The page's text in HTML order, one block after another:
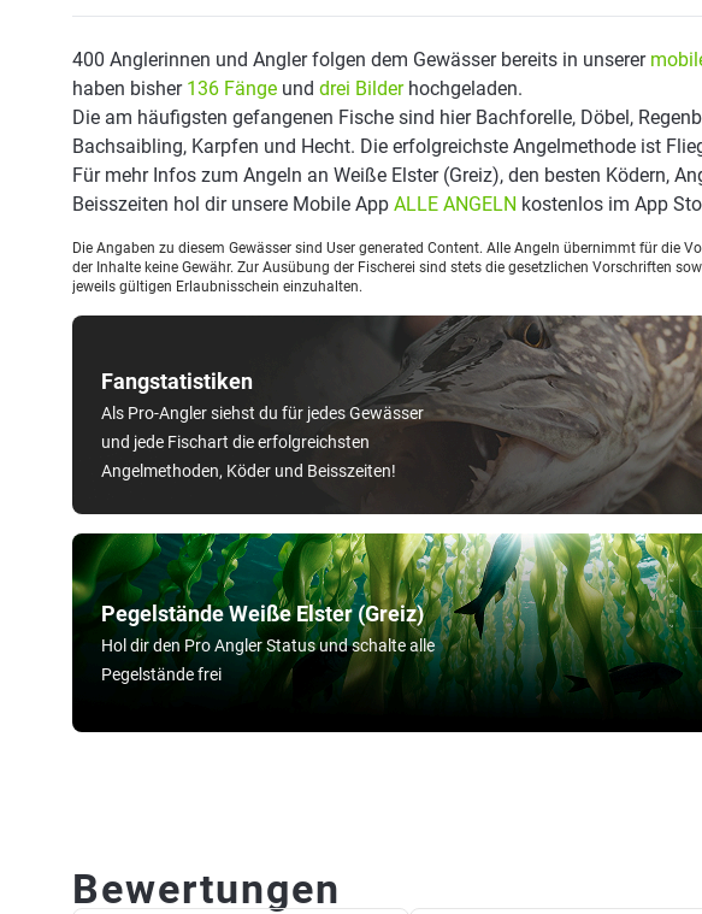
Pegelstände Weiße Elster (Greiz)
Hol dir den Pro Angler Status und schalte alle
Pegelstände frei
Fangstatistiken
Als Pro-Angler siehst du für jedes Gewässer
und jede Fischart die erfolgreichsten
Angelmethoden, Köder und Beisszeiten!
400 Anglerinnen und Angler folgen dem Gewässer bereits in unserer
haben bisher 136 Fänge und drei Bilderhochgeladen.
Die am häufigsten gefangenen Fische sind hier Bachforelle, Döbel,
Bachsaibling, Karpfen und Hecht. Die erfolgreichste Angelmethode ist
Für mehr Infos zum Angeln an Weiße Elster (Greiz), den besten Ködern,
Beisszeiten hol dir unsere Mobile App ALLE ANGELN kostenlos im App
Die Angaben zu diesem Gewässer sind User generated Content. Alle Angeln übernimmt für die
der Inhalte keine Gewähr. Zur Ausübung der Fischerei sind stets die gesetzlichen Vorschriften
jeweils gültigen Erlaubnisschein einzuhalten.
Bewertungen